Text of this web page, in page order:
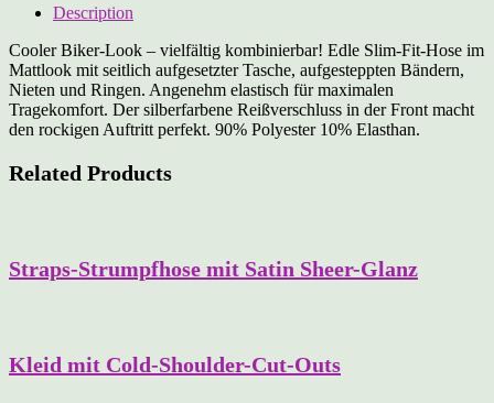
Description
Cooler Biker-Look – vielfältig kombinierbar! Edle Slim-Fit-Hose im
Mattlook mit seitlich aufgesetzter Tasche, aufgesteppten Bändern,
Nieten und Ringen. Angenehm elastisch für maximalen
Tragekomfort. Der silberfarbene Reißverschluss in der Front macht
den rockigen Auftritt perfekt. 90% Polyester 10% Elasthan.
Related Products
Straps-Strumpfhose mit Satin Sheer-Glanz
Kleid mit Cold-Shoulder-Cut-Outs